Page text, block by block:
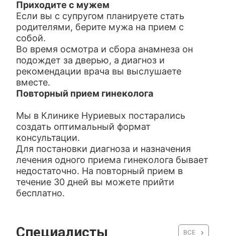
Приходите с мужем
Если вы с супругом планируете стать
родителями, берите мужа на прием с
собой.
Во время осмотра и сбора анамнеза он
подождет за дверью, а диагноз и
рекомендации врача вы выслушаете
вместе.
Повторный прием гинеколога
Мы в Клинике Нуриевых постарались
создать оптимальный формат
консультации.
Для постановки диагноза и назначения
лечения одного приема гинеколога бывает
недостаточно. На повторный прием в
течение 30 дней вы можете прийти
бесплатно.
Специалисты ВСЕ